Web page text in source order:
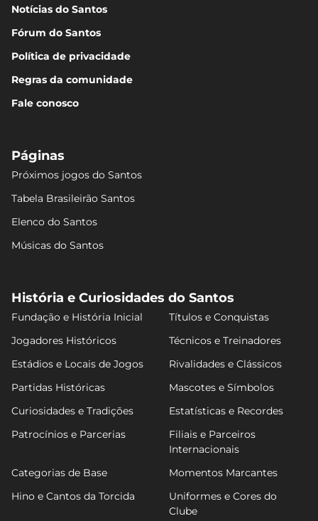
Notícias do Santos
Fórum do Santos
Política de privacidade
Regras da comunidade
Fale conosco
Páginas
Próximos jogos do Santos
Tabela Brasileirão Santos
Elenco do Santos
Músicas do Santos
História e Curiosidades do Santos
Fundação e História Inicial
Títulos e Conquistas
Jogadores Históricos
Técnicos e Treinadores
Estádios e Locais de Jogos
Rivalidades e Clássicos
Partidas Históricas
Mascotes e Símbolos
Curiosidades e Tradições
Estatísticas e Recordes
Patrocínios e Parcerias
Filiais e Parceiros
Internacionais
Categorias de Base
Momentos Marcantes
Hino e Cantos da Torcida
Uniformes e Cores do
Clube